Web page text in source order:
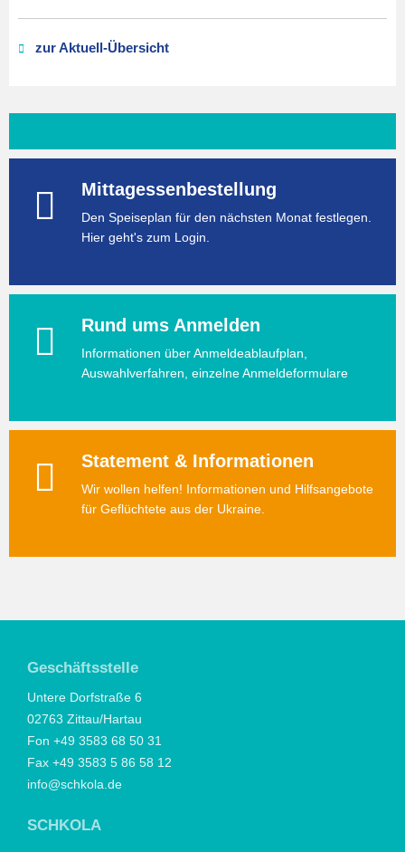
zur Aktuell-Übersicht
Mittagessenbestellung
Den Speiseplan für den nächsten Monat festlegen.
Hier geht's zum Login.
Rund ums Anmelden
Informationen über Anmeldeablaufplan,
Auswahlverfahren, einzelne Anmeldeformulare
Statement & Informationen
Wir wollen helfen! Informationen und Hilfsangebote
für Geflüchtete aus der Ukraine.
Geschäftsstelle
Untere Dorfstraße 6
02763 Zittau/Hartau
Fon +49 3583 68 50 31
Fax +49 3583 5 86 58 12
info@schkola.de
SCHKOLA